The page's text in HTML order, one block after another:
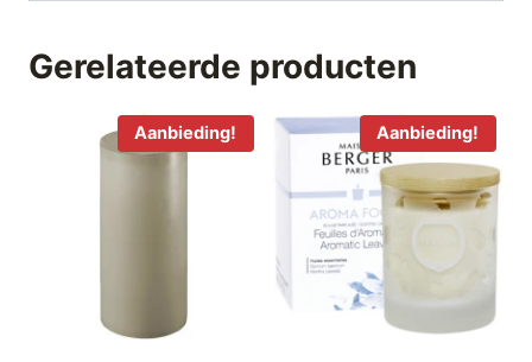
Gerelateerde producten
Aanbieding! Aanbieding!